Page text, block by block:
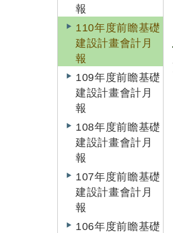
報
110年度前瞻基礎
建設計畫會計月
報
109年度前瞻基礎
建設計畫會計月
報
108年度前瞻基礎
建設計畫會計月
報
107年度前瞻基礎
建設計畫會計月
報
106年度前瞻基礎